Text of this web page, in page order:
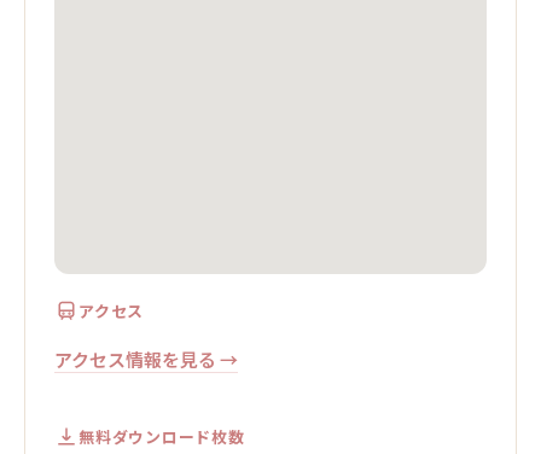
アクセス
アクセス情報を見る →
無料ダウンロード枚数